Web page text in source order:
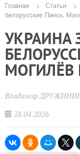
Строка
навигации
Главная Статьи
белорусские Пинск,
УКРАИНА
МОГИЛЁВ
Владимир
28.04.2026